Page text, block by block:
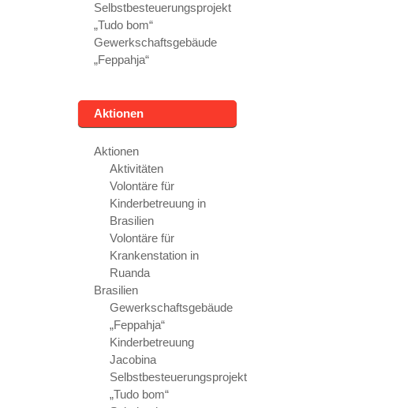
Selbstbesteuerungsprojekt
„Tudo bom“
Gewerkschaftsgebäude
„Feppahja“
Aktionen
Aktionen
Aktivitäten
Volontäre für
Kinderbetreuung in
Brasilien
Volontäre für
Krankenstation in
Ruanda
Brasilien
Gewerkschaftsgebäude
„Feppahja“
Kinderbetreuung
Jacobina
Selbstbesteuerungsprojekt
„Tudo bom“